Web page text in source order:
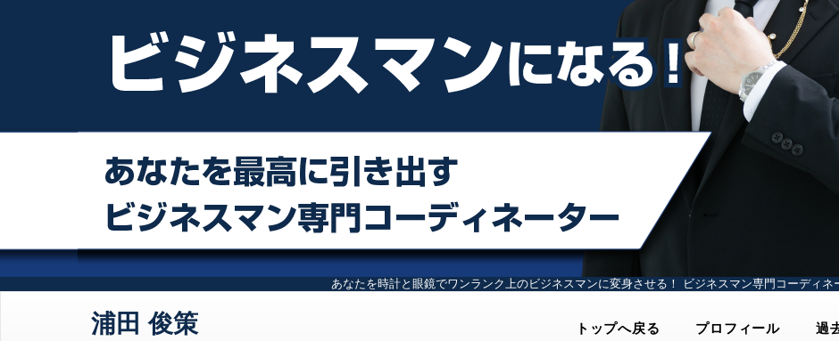
あなたを時計と眼鏡でワンランク上のビジネスマンに変身させる！ビジネスマン専門コーディネ
浦田 俊策 トップへ戻る プロフィール 過